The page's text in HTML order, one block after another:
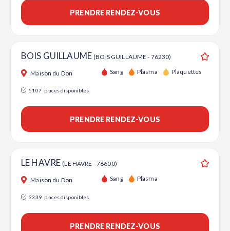
PRENDRE RENDEZ-VOUS
BOIS GUILLAUME(BOIS GUILLAUME - 76230)
Maison du Don Sang Plasma Plaquettes
5107 places disponibles
PRENDRE RENDEZ-VOUS
LE HAVRE(LE HAVRE - 76600)
Maison du Don Sang Plasma
3339 places disponibles
PRENDRE RENDEZ-VOUS